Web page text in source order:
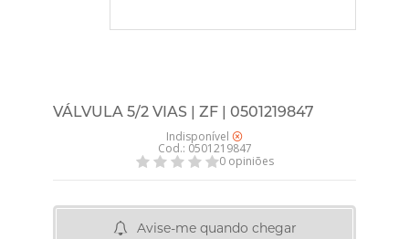
VÁLVULA 5/2 VIAS | ZF | 0501219847
Indisponível
Cod.: 0501219847
0 opiniões
Avise-me quando chegar